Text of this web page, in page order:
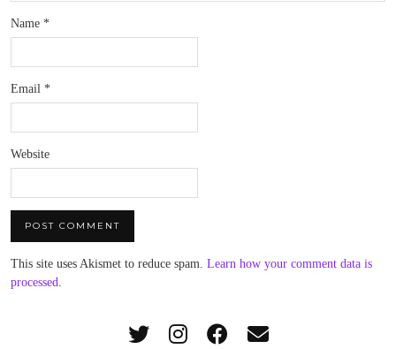
Name *
Email *
Website
This site uses Akismet to reduce spam. Learn how your comment data is
processed.